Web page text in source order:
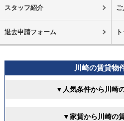
スタッフ紹介
退去申請フォーム
川崎の賃貸物
▼人気条件から川崎
▼家賃から川崎の